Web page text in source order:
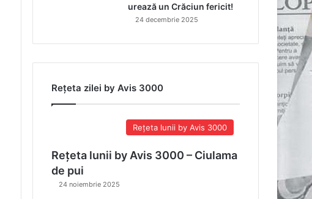
urează un Crăciun fericit!
24 decembrie 2025
Rețeta zilei by Avis 3000
Rețeta lunii by Avis 3000
Rețeta lunii by Avis 3000 – Ciulama
de pui
24 noiembrie 2025